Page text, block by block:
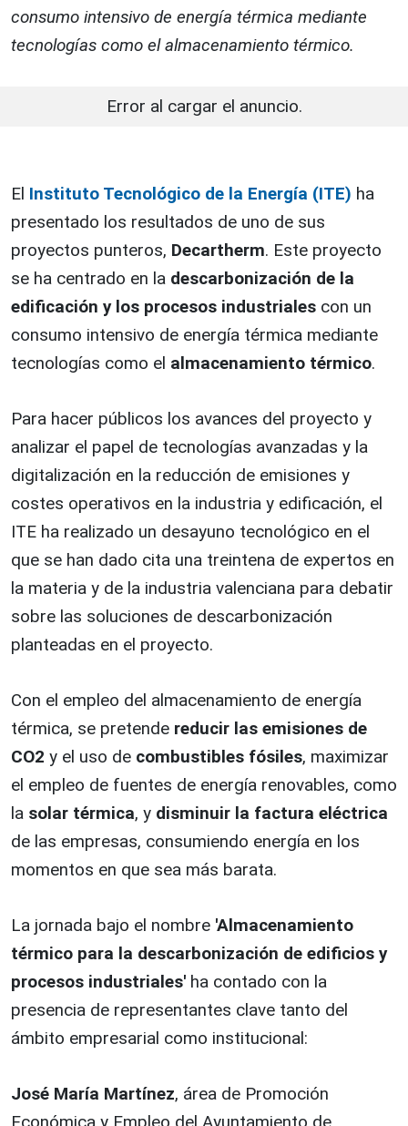
consumo intensivo de energía térmica mediante
tecnologías como el almacenamiento térmico.
Error al cargar el anuncio.
El Instituto Tecnológico de la Energía (ITE) ha
presentado los resultados de uno de sus
proyectos punteros, Decartherm. Este proyecto
se ha centrado en la descarbonización de la
edificación y los procesos industriales con un
consumo intensivo de energía térmica mediante
tecnologías como el almacenamiento térmico.
Para hacer públicos los avances del proyecto y
analizar el papel de tecnologías avanzadas y la
digitalización en la reducción de emisiones y
costes operativos en la industria y edificación, el
ITE ha realizado un desayuno tecnológico en el
que se han dado cita una treintena de expertos en
la materia y de la industria valenciana para debatir
sobre las soluciones de descarbonización
planteadas en el proyecto.
Con el empleo del almacenamiento de energía
térmica, se pretende reducir las emisiones de
CO2 y el uso de combustibles fósiles, maximizar
el empleo de fuentes de energía renovables, como
la solar térmica, y disminuir la factura eléctrica
de las empresas, consumiendo energía en los
momentos en que sea más barata.
La jornada bajo el nombre 'Almacenamiento
térmico para la descarbonización de edificios y
procesos industriales' ha contado con la
presencia de representantes clave tanto del
ámbito empresarial como institucional:
José María Martínez, área de Promoción
Económica y Empleo del Ayuntamiento de